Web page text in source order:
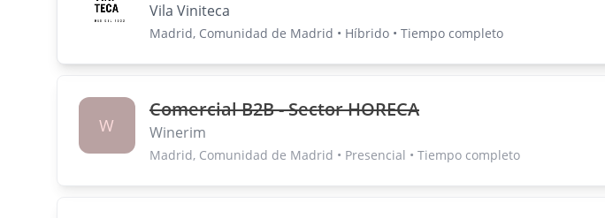
Vila Viniteca
Madrid, Comunidad de Madrid • Híbrido • Tiempo completo
W
Comercial B2B - Sector HORECA
Winerim
Madrid, Comunidad de Madrid • Presencial • Tiempo completo